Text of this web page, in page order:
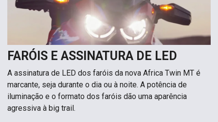
FARÓIS E ASSINATURA DE LED
A assinatura de LED dos faróis da nova Africa Twin MT é
marcante, seja durante o dia ou à noite. A potência de
iluminação e o formato dos faróis dão uma aparência
agressiva à big trail.